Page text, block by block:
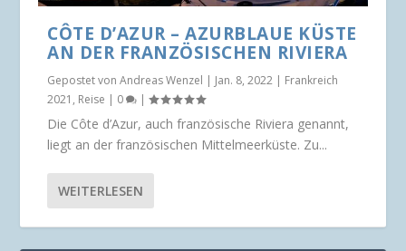
CÔTE D’AZUR – AZURBLAUE KÜSTE
AN DER FRANZÖSISCHEN RIVIERA
Gepostet vonAndreas Wenzel | Jan. 8, 2022 | Frankreich
2021 , Reise | 0 |
Die Côte d’Azur, auch französische Riviera genannt,
liegt an der französischen Mittelmeerküste. Zu...
WEITERLESEN